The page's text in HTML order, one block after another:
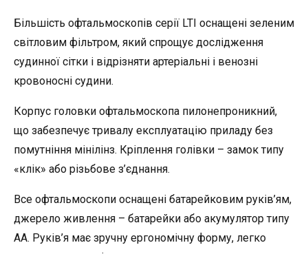
Більшість офтальмоскопів серії LTI оснащені зеленим
світловим фільтром, який спрощує дослідження
судинної сітки і відрізняти артеріальні і венозні
кровоносні судини.
Корпус головки офтальмоскопа пилонепроникний,
що забезпечує тривалу експлуатацію приладу без
помутніння мінілінз. Кріплення голівки – замок типу
«клік» або різьбове з’єднання.
Все офтальмоскопи оснащені батарейковим руків’ям,
джерело живлення – батарейки або акумулятор типу
АА. Руків’я має зручну ергономічну форму, легко